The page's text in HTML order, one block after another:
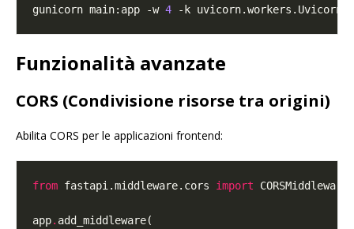
gunicorn main:app -w 4
Funzionalità avanzate
CORS (Condivisione risorse tra origini)
Abilita CORS per le applicazioni frontend:
from fastapi.middleware.cors import
app.